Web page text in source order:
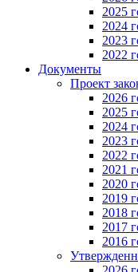
2025
2024
2023
2022
Документы
Проект
2026
2025
2024
2023
2022
2021
2020
2019
2018
2017
2016